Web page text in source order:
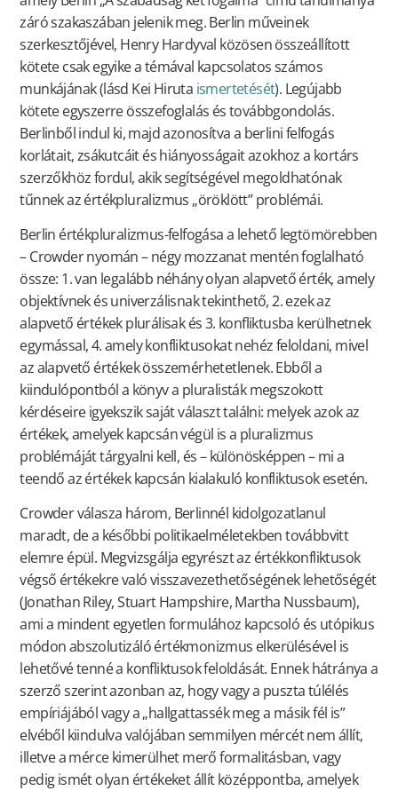
záró szakaszában jelenik meg. Berlin műveinek
szerkesztőjével, Henry Hardyval közösen összeállított
kötete csak egyike a témával kapcsolatos számos
munkájának (lásd Kei Hiruta ismertetését). Legújabb
kötete egyszerre összefoglalás és továbbgondolás.
Berlinből indul ki, majd azonosítva a berlini felfogás
korlátait, zsákutcáit és hiányosságait azokhoz a kortárs
szerzőkhöz fordul, akik segítségével megoldhatónak
tűnnek az értékpluralizmus „öröklött” problémái.
Berlin értékpluralizmus-felfogása a lehető legtömörebben
– Crowder nyomán – négy mozzanat mentén foglalható
össze: 1. van legalább néhány olyan alapvető érték, amely
objektívnek és univerzálisnak tekinthető, 2. ezek az
alapvető értékek plurálisak és 3. konfliktusba kerülhetnek
egymással, 4. amely konfliktusokat nehéz feloldani, mivel
az alapvető értékek összemérhetetlenek. Ebből a
kiindulópontból a könyv a pluralisták megszokott
kérdéseire igyekszik saját választ találni: melyek azok az
értékek, amelyek kapcsán végül is a pluralizmus
problémáját tárgyalni kell, és – különösképpen – mi a
teendő az értékek kapcsán kialakuló konfliktusok esetén.
Crowder válasza három, Berlinnél kidolgozatlanul
maradt, de a későbbi politikaelméletekben továbbvitt
elemre épül. Megvizsgálja egyrészt az értékkonfliktusok
végső értékekre való visszavezethetőségének lehetőségét
(Jonathan Riley, Stuart Hampshire, Martha Nussbaum),
ami a mindent egyetlen formulához kapcsoló és utópikus
módon abszolutizáló értékmonizmus elkerülésével is
lehetővé tenné a konfliktusok feloldását. Ennek hátránya a
szerző szerint azonban az, hogy vagy a puszta túlélés
empíriájából vagy a „hallgattassék meg a másik fél is”
elvéből kiindulva valójában semmilyen mércét nem állít,
illetve a mérce kimerülhet merő formalitásban, vagy
pedig ismét olyan értékeket állít középpontba, amelyek